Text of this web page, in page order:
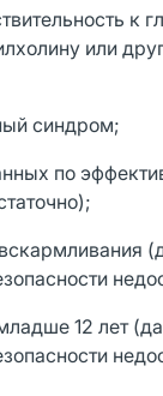
к
или
синдром;
по
12 лет